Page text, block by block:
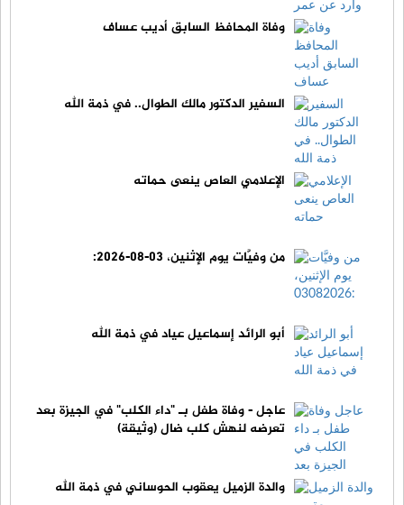
وفاة المحافظ السابق أديب عساف
السفير الدكتور مالك الطوال.. في ذمة الله
الإعلامي العاص ينعى حماته
من وفيَّات يوم الإثنين، 03-08-2026:
أبو الرائد إسماعيل عياد في ذمة الله
عاجل - وفاة طفل بـ "داء الكلب" في الجيزة بعد
تعرضه لنهش كلب ضال (وثيقة)
والدة الزميل يعقوب الحوساني في ذمة الله